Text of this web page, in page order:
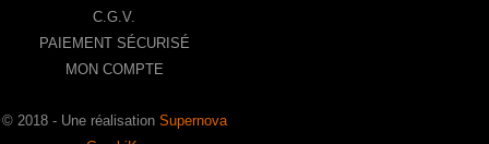
C.G.V.
PAIEMENT SÉCURISÉ
MON COMPTE
© 2018 - Une réalisation Supernova